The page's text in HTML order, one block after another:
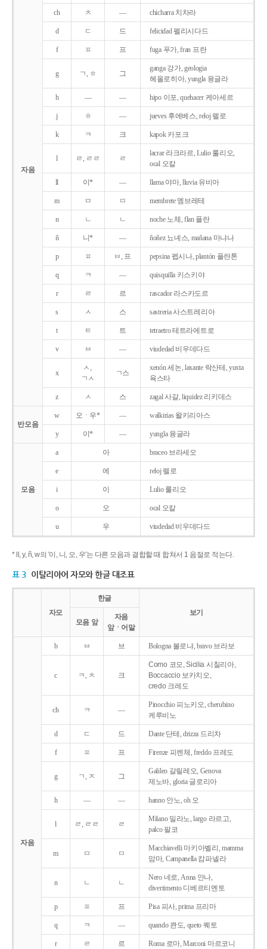
자음
ch ㅊ ― chicharra 치차라
d ㄷ 드 felicidad 펠리시다드
f ㅍ 프 fuga 푸가, fran 프란
g ㄱ, ㅎ 그
ganga 강가, geologia
헤올로히아, yungla 융글라
h ― ― hipo 이포, quehacer 케아세르
j ㅎ ― jueves 후에베스, reloj 렐로
k ㅋ 크 kapok 카포크
l ㄹ, ㄹㄹ ㄹ
lacrar 라크라르, Lulio 룰리오,
ocal 오칼
ll 이* ― llama 야마, lluvia 유비아
m ㅁ ㅁ membrete 멤브레테
n ㄴ ㄴ noche 노체, flan 플란
ñ 니* ― ñoñez 뇨녜스, mañana 마냐나
p ㅍ ㅂ, 프 pepsina 펩시나, plantón 플란톤
q ㅋ ― quisquilla 키스키야
r ㄹ 르 rascador 라스카도르
s ㅅ 스 sastreria 사스트레리아
t ㅌ 트 tetraetro 테트라에트로
v ㅂ ― viudedad 비우데다드
x
ㅅ,
ㄱㅅ
ㄱ스
xenón 세논, laxante 락산테, yuxta
육스타
z ㅅ 스 zagal 사갈, liquidez 리키데스
반모음
w 오ㆍ우* ― walkirias 왈키리아스
y 이* ― yungla 융글라
모음
a 아 braceo 브라세오
e 에 reloj 렐로
i 이 Lulio 룰리오
o 오 ocal 오칼
u 우 viudedad 비우데다드
* ll, y, ñ, w의 '이, 니, 오, 우'는 다른 모음과 결합할 때 합쳐서 1 음절로 적는다.
표 3 이탈리아어 자모와 한글 대조표
자모
한글
보기
모음 앞
자음
앞ㆍ어말
자음
b ㅂ 브 Bologna 볼로냐, bravo 브라보
c ㅋ, ㅊ 크
Como 코모, Sicilia 시칠리아,
Boccaccio 보카치오,
credo 크레도
ch ㅋ ―
Pinocchio 피노키오, cherubino
케루비노
d ㄷ 드 Dante 단테, drizza 드리차
f ㅍ 프 Firenze 피렌체, freddo 프레도
g ㄱ, ㅈ 그
Galileo 갈릴레오, Genova
제노바, gloria 글로리아
h ― ― hanno 안노, oh 오
l ㄹ, ㄹㄹ ㄹ
Milano 밀라노, largo 라르고,
palco 팔코
m ㅁ ㅁ
Macchiavelli 마키아벨리, mamma
맘마, Campanella 캄파넬라
n ㄴ ㄴ
Nero 네로, Anna 안나,
divertimento 디베르티멘토
p ㅍ 프 Pisa 피사, prima 프리마
q ㅋ ― quando 콴도, queto 퀘토
r ㄹ 르 Roma 로마, Marconi 마르코니